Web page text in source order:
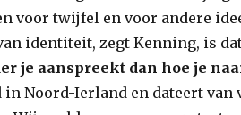
voor twijfel en voor andere
identiteit, zegt Kenning, is
je aanspreekt dan hoe je
in Noord-Ierland en dateert van